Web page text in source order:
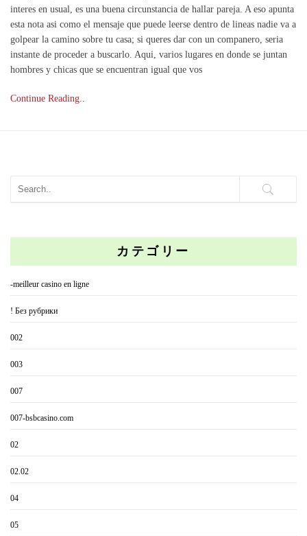
interes en usual, es una buena circunstancia de hallar pareja. A eso apunta
esta nota asi­ como el mensaje que puede leerse dentro de lineas nadie va a
golpear la camino sobre tu casa; si queres dar con un companero, seri­a
instante de proceder a buscarlo. Aqui, varios lugares en donde se juntan
hombres y chicas que se encuentran igual que vos
Continue Reading..
カテゴリー
-meilleur casino en ligne
! Без рубрики
002
003
007
007-bsbcasino.com
02
02.02
04
05